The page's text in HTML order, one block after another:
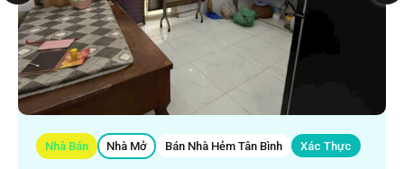
Nhà Bán Nhà Mở Bán Nhà Hẻm Tân Bình Xác Thực